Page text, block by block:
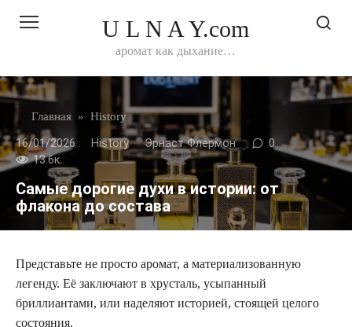
U L N A Y.com
аромат как дыхание…
Главная » History
16/01/2026 History Эрнаст Флермон
0
13.6к.
Самые дорогие духи в истории: от
флакона до состава
Представьте не просто аромат, а материализованную
легенду. Её заключают в хрусталь, усыпанный
бриллиантами, или наделяют историей, стоящей целого
состояния.